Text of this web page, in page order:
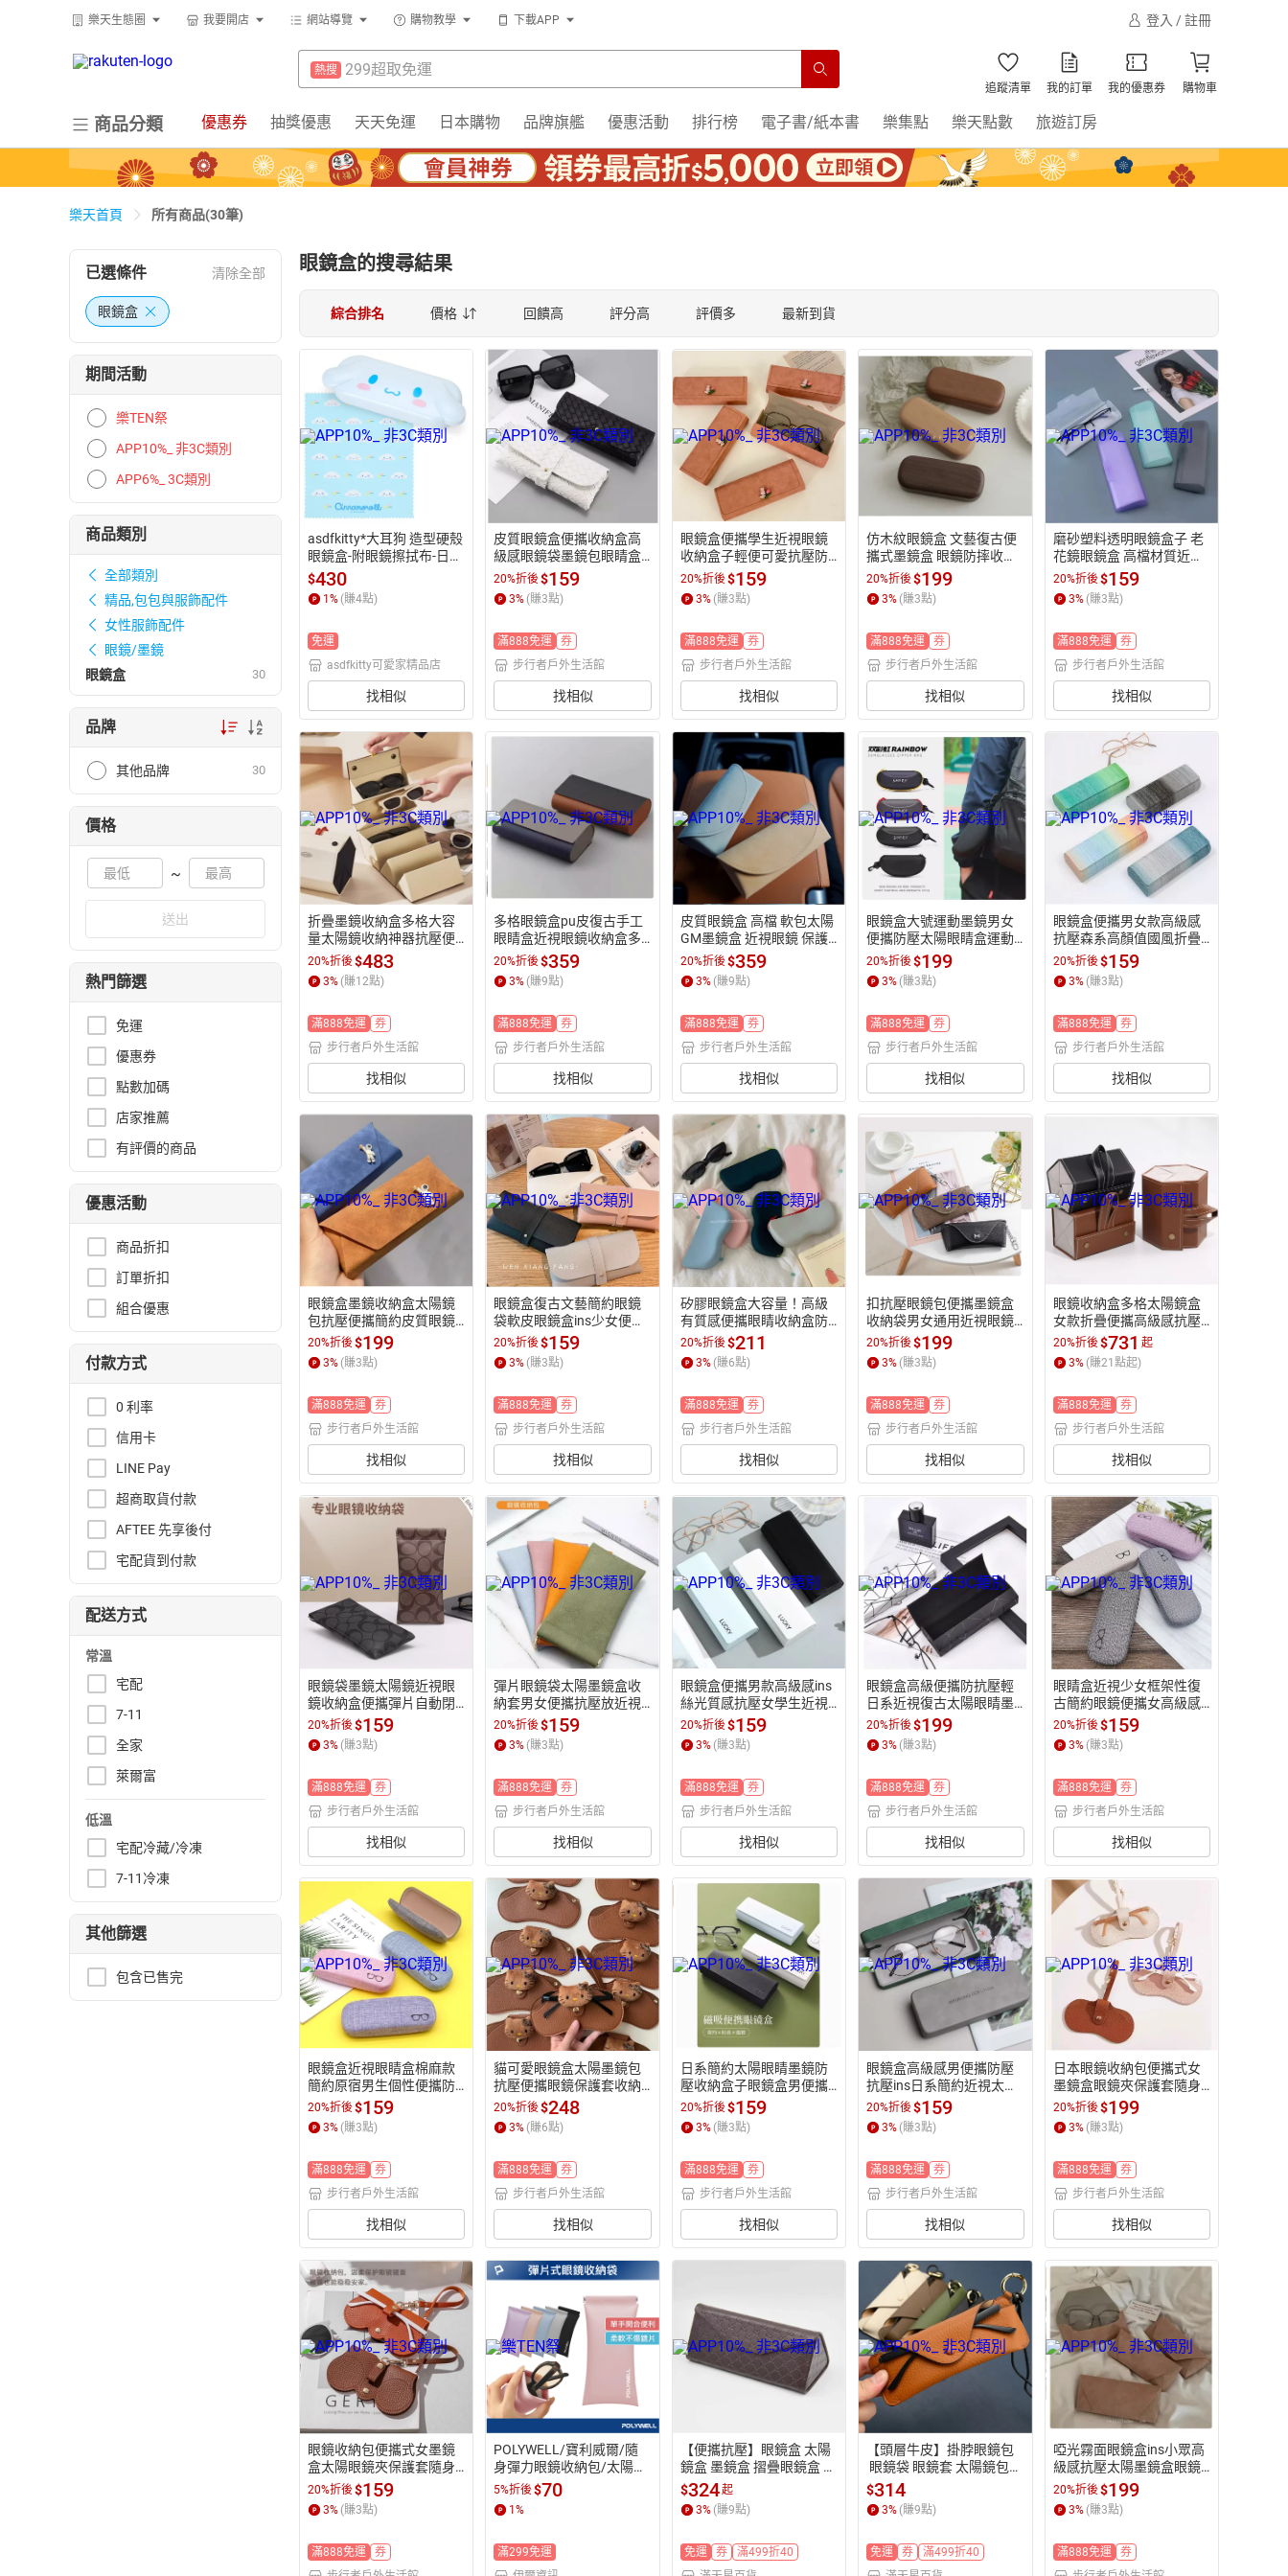
樂天生態圈 我要開店 網站導覽 購物教學 下載APP 登入 / 註冊
賺點樂翻天
熱搜 299超取免運
熱搜 床墊
熱搜 行動電源
熱搜 電冰箱
熱搜 點數10%
熱搜 熱門飯店推薦
追蹤清單 我的訂單 我的優惠券 購物車
商品分類 優惠券 抽獎優惠 天天免運 日本購物 品牌旗艦 優惠活動 排行榜 電子書/紙本書 樂集點 樂天點數 旅遊訂房
熱搜 床墊
熱搜 行動電源
熱搜 電動牙刷
熱搜 電冰箱
熱門飯店推薦
樂天首頁 所有商品(30筆)
已選條件 清除全部
眼鏡盒
期間活動
樂TEN祭
APP10%_ 非3C類別
APP6%_ 3C類別
商品類別
全部類別
精品,包包與服飾配件
女性服飾配件
眼鏡/墨鏡
眼鏡盒
30
品牌
其他品牌 30
價格
~
送出
熱門篩選
免運
優惠券
點數加碼
店家推薦
有評價的商品
優惠活動
商品折扣
訂單折扣
組合優惠
付款方式
0 利率
信用卡
LINE Pay
超商取貨付款
AFTEE 先享後付
宅配貨到付款
配送方式
常溫
宅配
7-11
全家
萊爾富
低溫
宅配冷藏/冷凍
7-11冷凍
其他篩選
包含已售完
眼鏡盒的搜尋結果
綜合排名 價格 回饋高 評分高 評價多 最新到貨
asdfkitty*大耳狗 造型硬殼
眼鏡盒-附眼鏡擦拭布-日本
正版商品
$430
1% (賺4點)
免運
asdfkitty可愛家精品店
找相似
皮質眼鏡盒便攜收納盒高
級感眼鏡袋墨鏡包眼睛盒
女式太陽鏡盒男生【步行
者戶外生活館】
20%折後$159
3% (賺3點)
滿888免運
券
步行者戶外生活館
找相似
眼鏡盒便攜學生近視眼鏡
收納盒子輕便可愛抗壓防
摔【步行者戶外生活館】
20%折後$159
3% (賺3點)
滿888免運
券
步行者戶外生活館
找相似
仿木紋眼鏡盒 文藝復古便
攜式墨鏡盒 眼鏡防摔收納
【步行者戶外生活館】
20%折後$199
3% (賺3點)
滿888免運
券
步行者戶外生活館
找相似
磨砂塑料透明眼鏡盒子 老
花鏡眼鏡盒 高檔材質近視
眼鏡超輕便攜【步行者戶
外生活館】
20%折後$159
3% (賺3點)
滿888免運
券
步行者戶外生活館
找相似
折疊墨鏡收納盒多格大容
量太陽鏡收納神器抗壓便
攜可掛墻眼鏡盒【步行者
戶外生活館】
20%折後$483
3% (賺12點)
滿888免運
券
步行者戶外生活館
找相似
多格眼鏡盒pu皮復古手工
眼睛盒近視眼鏡收納盒多
付便攜太陽墨鏡盒【步行
者戶外生活館】
20%折後$359
3% (賺9點)
滿888免運
券
步行者戶外生活館
找相似
皮質眼鏡盒 高檔 軟包太陽
GM墨鏡盒 近視眼鏡 保護
套裝收納盒簡約【步行者
戶外生活館】
20%折後$359
3% (賺9點)
滿888免運
券
步行者戶外生活館
找相似
眼鏡盒大號運動墨鏡男女
便攜防壓太陽眼睛盒運動
拉鏈包近視收納盒【步行
者戶外生活館】
20%折後$199
3% (賺3點)
滿888免運
券
步行者戶外生活館
找相似
眼鏡盒便攜男女款高級感
抗壓森系高顏值國風折疊
式學生眼鏡盒【步行者戶
外生活館】
20%折後$159
3% (賺3點)
滿888免運
券
步行者戶外生活館
找相似
眼鏡盒墨鏡收納盒太陽鏡
包抗壓便攜簡約皮質眼鏡
收納包【步行者戶外生活
館】
20%折後$199
3% (賺3點)
滿888免運
券
步行者戶外生活館
找相似
眼鏡盒復古文藝簡約眼鏡
袋軟皮眼鏡盒ins少女便攜
太陽墨鏡袋收納包防壓
【步行者戶外生活館】
20%折後$159
3% (賺3點)
滿888免運
券
步行者戶外生活館
找相似
矽膠眼鏡盒大容量！高級
有質感便攜眼睛收納盒防
水防塵環保墨鏡盒【步行
者戶外生活館】
20%折後$211
3% (賺6點)
滿888免運
券
步行者戶外生活館
找相似
扣抗壓眼鏡包便攜墨鏡盒
收納袋男女通用近視眼鏡
防掉保護套【步行者戶外
生活館】
20%折後$199
3% (賺3點)
滿888免運
券
步行者戶外生活館
找相似
眼鏡收納盒多格太陽鏡盒
女款折疊便攜高級感抗壓
墨鏡眼鏡盒男【步行者戶
外生活館】
20%折後$731 起
3% (賺21 點起)
滿888免運
券
步行者戶外生活館
找相似
眼鏡袋墨鏡太陽鏡近視眼
鏡收納盒便攜彈片自動閉
合男女眼鏡包【步行者戶
外生活館】
20%折後$159
3% (賺3點)
滿888免運
券
步行者戶外生活館
找相似
彈片眼鏡袋太陽墨鏡盒收
納套男女便攜抗壓放近視
睛包自動閉合磁吸【步行
者戶外生活館】
20%折後$159
3% (賺3點)
滿888免運
券
步行者戶外生活館
找相似
眼鏡盒便攜男款高級感ins
絲光質感抗壓女學生近視
眼睛盒收納盒子【步行者
戶外生活館】
20%折後$159
3% (賺3點)
滿888免運
券
步行者戶外生活館
找相似
眼鏡盒高級便攜防抗壓輕
日系近視復古太陽眼睛墨
鏡子收納包女式男【步行
者戶外生活館】
20%折後$199
3% (賺3點)
滿888免運
券
步行者戶外生活館
找相似
眼睛盒近視少女框架性復
古簡約眼鏡便攜女高級感
中國風輕便收納【步行者
戶外生活館】
20%折後$159
3% (賺3點)
滿888免運
券
步行者戶外生活館
找相似
眼鏡盒近視眼睛盒棉麻款
簡約原宿男生個性便攜防
壓墨鏡盒【步行者戶外生
活館】
20%折後$159
3% (賺3點)
滿888免運
券
步行者戶外生活館
找相似
貓可愛眼鏡盒太陽墨鏡包
抗壓便攜眼鏡保護套收納
袋【步行者戶外生活館】
20%折後$248
3% (賺6點)
滿888免運
券
步行者戶外生活館
找相似
日系簡約太陽眼睛墨鏡防
壓收納盒子眼鏡盒男便攜
抗壓【步行者戶外生活
館】
20%折後$159
3% (賺3點)
滿888免運
券
步行者戶外生活館
找相似
眼鏡盒高級感男便攜防壓
抗壓ins日系簡約近視太陽
眼睛墨鏡女收納【步行者
戶外生活館】
20%折後$159
3% (賺3點)
滿888免運
券
步行者戶外生活館
找相似
日本眼鏡收納包便攜式女
墨鏡盒眼鏡夾保護套隨身
時尚近視眼鏡盒男【步行
者戶外生活館】
20%折後$199
3% (賺3點)
滿888免運
券
步行者戶外生活館
找相似
眼鏡收納包便攜式女墨鏡
盒太陽眼鏡夾保護套隨身
時尚近視眼鏡盒【步行者
戶外生活館】
20%折後$159
3% (賺3點)
滿888免運
券
POLYWELL/寶利威爾/隨
身彈力眼鏡收納包/太陽眼
鏡收納袋/適合上班騎車出
差外出旅遊/方便攜帶/隨
身收納
5%折後$70
1%
滿299免運
【便攜抗壓】眼鏡盒 太陽
鏡盒 墨鏡盒 摺疊眼鏡盒 三
角眼鏡盒 原版復刻 高檔便
攜 近視眼鏡適用 旅行收納
必備
$324起
3% (賺9點)
免運 券
滿499折40
【頭層牛皮】掛脖眼鏡包
眼鏡袋 眼鏡套 太陽鏡包
收納包 便攜掛繩 防滑防摔
男女通用 運動出行必備
$314
3% (賺9點)
免運 券
滿499折40
啞光霧面眼鏡盒ins小眾高
級感抗壓太陽墨鏡盒眼鏡
收納盒日系文藝【步行者
戶外生活館】
20%折後$199
3% (賺3點)
滿888免運
券